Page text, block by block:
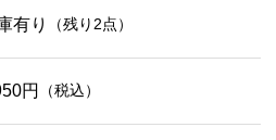
有り （残り2点）
円 （税込）